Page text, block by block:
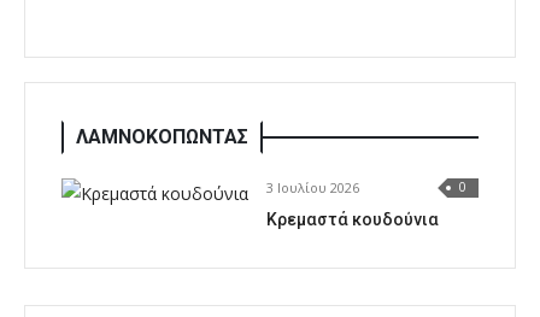
ΛΑΜΝΟΚΟΠΩΝΤΑΣ
3 Ιουλίου 2026 0
Κρεμαστά κουδούνια